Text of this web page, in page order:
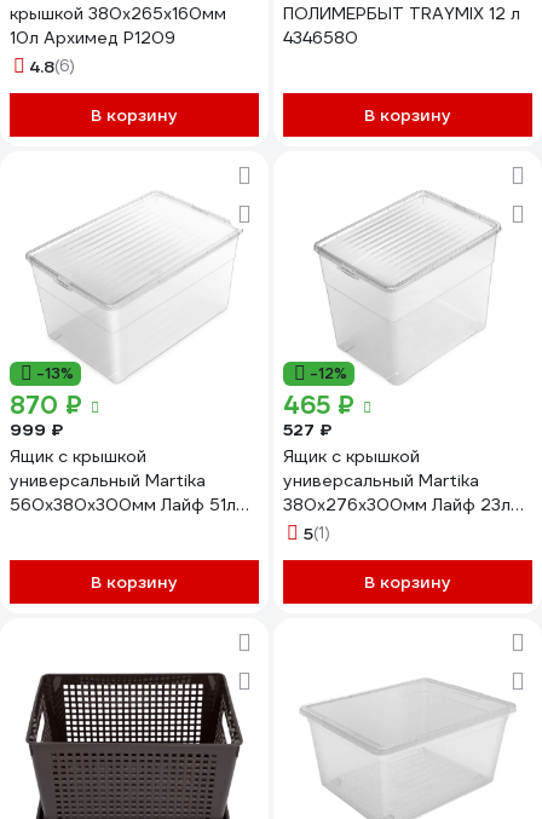
крышкой 380x265x160мм
10л Архимед Р1209
4.8(6)
В корзину
ПОЛИМЕРБЫТ TRAYMIX 12 л
4346580
В корзину
-13%
870 ₽
999 ₽
Ящик с крышкой
универсальный Martika
560x380x300мм Лайф 51л
В корзину
-12%
465 ₽
527 ₽
Ящик с крышкой
универсальный Martika
380x276x300мм Лайф 23л
С528
5(1)
В корзину